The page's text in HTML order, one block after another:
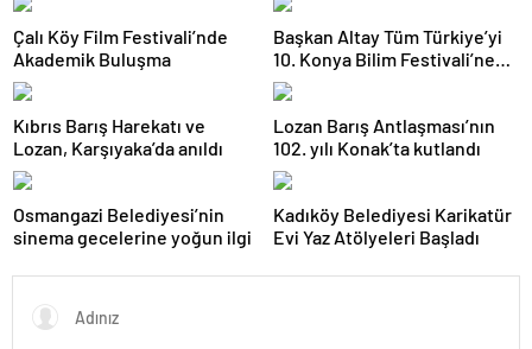
Çalı Köy Film Festivali’nde
Akademik Buluşma
Başkan Altay Tüm Türkiye’yi
10. Konya Bilim Festivali’ne
Davet Etti
Kıbrıs Barış Harekatı ve
Lozan, Karşıyaka’da anıldı
Lozan Barış Antlaşması’nın
102. yılı Konak’ta kutlandı
Osmangazi Belediyesi’nin
sinema gecelerine yoğun ilgi
Kadıköy Belediyesi Karikatür
Evi Yaz Atölyeleri Başladı